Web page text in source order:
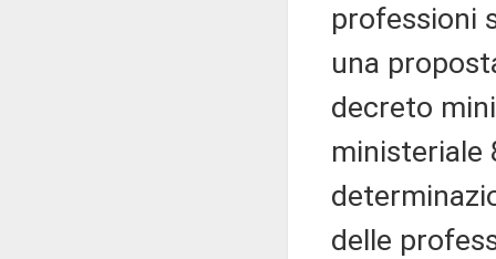
professioni
una
decreto
ministeriale
delle